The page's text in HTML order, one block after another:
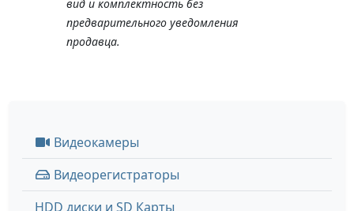
вид и комплектность без
предварительного уведомления
продавца.
Видеокамеры
Видеорегистраторы
HDD диски и SD Карты